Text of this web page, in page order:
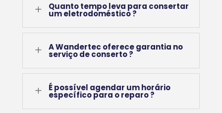
L Quanto tempo leva para consertar
um eletrodoméstico ?
L A Wandertec oferece garantia no
serviço de conserto ?
L É possível agendar um horário
específico para o reparo ?